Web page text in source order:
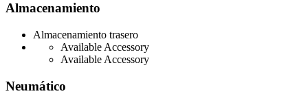
Almacenamiento
Almacenamiento trasero
Available Accessory
Available Accessory
Neumático